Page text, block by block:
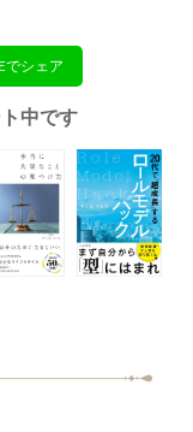
でシェア
中です